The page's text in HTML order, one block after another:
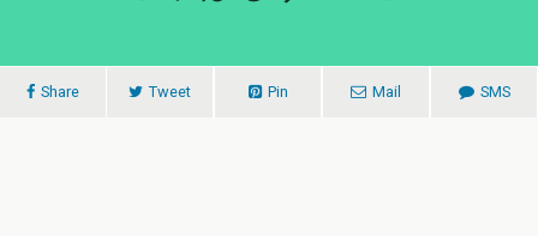
Share Tweet Pin Mail SMS